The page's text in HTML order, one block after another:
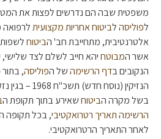
משפטית שבה הם נדרשים לפצות את
לפוליסהלביטוח אחריות מקצועית
אלטרנטיבית, מתחייבת חב' הביטוח
אשר המבוטחיהא חייב לשלם לצד שלישי,
הנקובים בדף הרשימהשל הפוליסה, בתור
הנזיקין (נוסח
בשל מקרה הביטוחשאירע בתוך תקופת ה
הרשימהתאריך רטרואקטיבי, בכל תקופה
לאחר התאריך הרטרואקטיבי.